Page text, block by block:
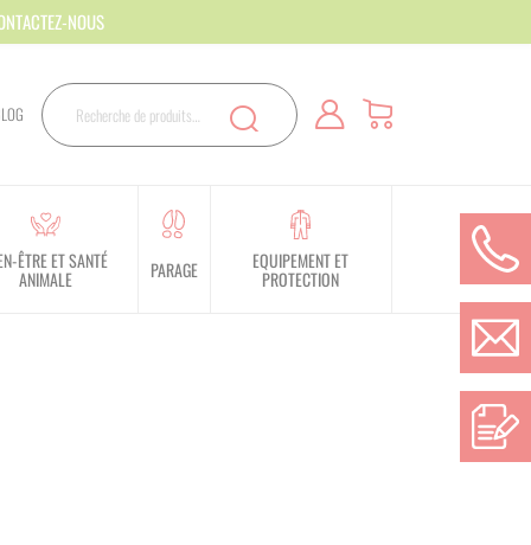
Rechercher Recherche
ÊTRE ET SANTÉ
ANIMALE PARAGE EQUIPEMENT ET
PROTECTION
NOUS